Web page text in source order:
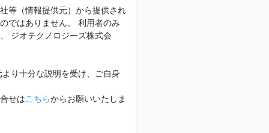
等（情報提供元）から提供され
ではありません。 利用者のみ
ジオテクノロジーズ株式会
り十分な説明を受け、ご自身
せはこちらからお願いいたしま